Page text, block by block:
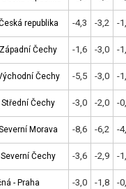
republika -4,3 -3,2 -
Čechy -1,6 -3,0 -
Čechy -5,5 -3,0 -
Čechy -3,0 -2,0 -
Morava -8,6 -6,2 -
Čechy -3,6 -2,9 -
- Praha -3,0 -1,8 -
republika
Čechy
Čechy
Čechy
Morava
Čechy
- Praha